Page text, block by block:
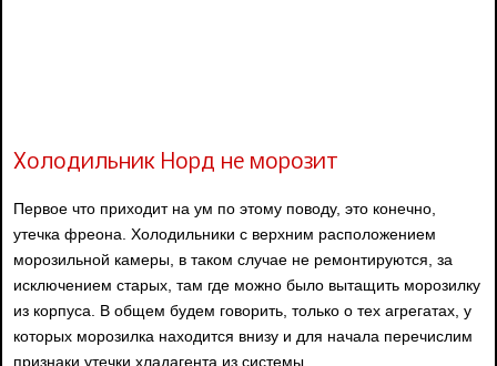
Холодильник Норд не морозит
Первое что приходит на ум по этому поводу, это конечно,
утечка фреона. Холодильники с верхним расположением
морозильной камеры, в таком случае не ремонтируются, за
исключением старых, там где можно было вытащить морозилку
из корпуса. В общем будем говорить, только о тех агрегатах, у
которых морозилка находится внизу и для начала перечислим
признаки утечки хладагента из системы